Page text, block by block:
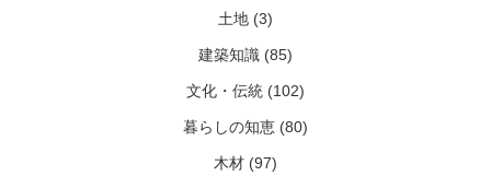
土地 (3)
建築知識 (85)
文化・伝統 (102)
暮らしの知恵 (80)
木材 (97)